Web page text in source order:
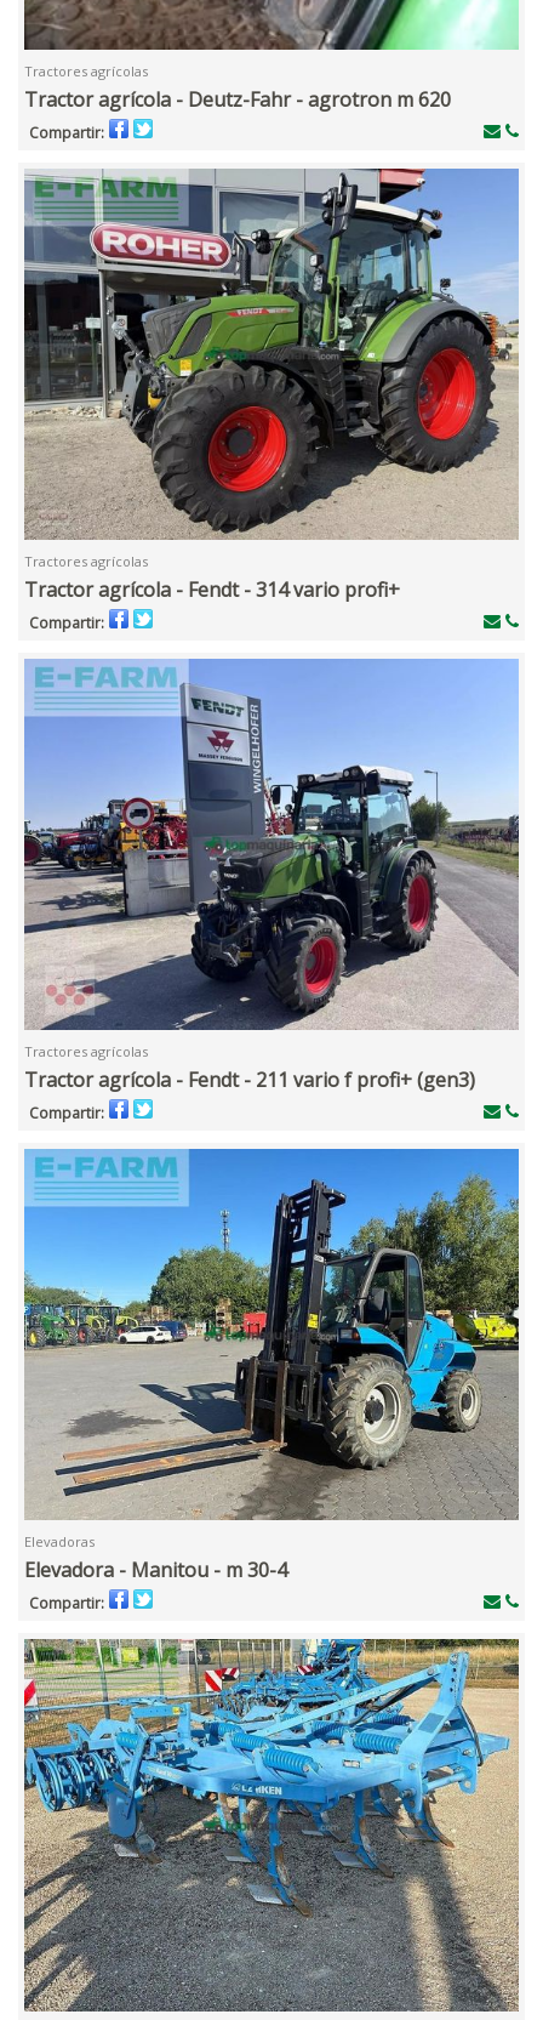
Tractores agrícolas
Tractor agrícola - Deutz-Fahr - agrotron m 620
Compartir:
Tractores agrícolas
Tractor agrícola - Fendt - 314 vario profi+
Compartir:
Tractores agrícolas
Tractor agrícola - Fendt - 211 vario f profi+ (gen3)
Compartir:
Elevadoras
Elevadora - Manitou - m 30-4
Compartir: